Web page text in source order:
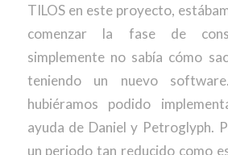
TILOS en este proyecto,
comenzar la fase de
simplemente no sabía cómo
teniendo un nuevo
hubiéramos podido
ayuda de Daniel y Petroglyph.
un periodo tan reducido como